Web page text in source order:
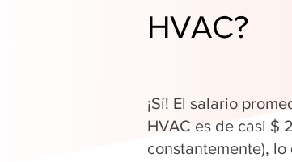
HVAC?
¡Sí! El salario
HVAC es de casi $
constantemente),